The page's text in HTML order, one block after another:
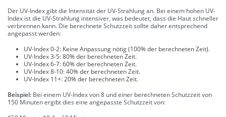
Der UV-Index gibt die Intensität der UV-Strahlung an. Bei einem hohen UV-
Index ist die UV-Strahlung intensiver, was bedeutet, dass die Haut schneller
verbrennen kann. Die berechnete Schutzzeit sollte daher entsprechend
angepasst werden:
UV-Index 0-2: Keine Anpassung nötig (100% der berechneten Zeit).
UV-Index 3-5: 80% der berechneten Zeit.
UV-Index 6-7: 60% der berechneten Zeit.
UV-Index 8-10: 40% der berechneten Zeit.
UV-Index 11+: 20% der berechneten Zeit.
Beispiel: Bei einem UV-Index von 8 und einer berechneten Schutzzeit von
150 Minuten ergibt dies eine angepasste Schutzzeit von: